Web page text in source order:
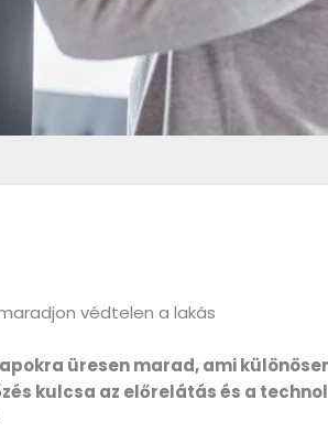
védtelen a lakás
üresen marad, ami
kulcsa az előrelátás és a